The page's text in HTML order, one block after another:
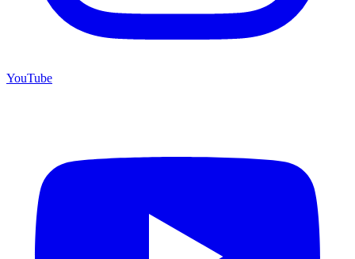
YouTube